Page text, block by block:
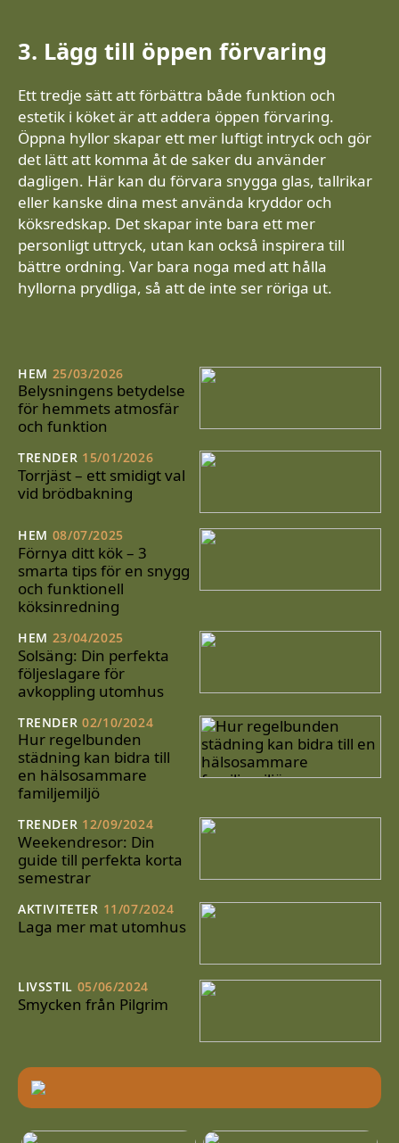
3. Lägg till öppen förvaring
Ett tredje sätt att förbättra både funktion och
estetik i köket är att addera öppen förvaring.
Öppna hyllor skapar ett mer luftigt intryck och gör
det lätt att komma åt de saker du använder
dagligen. Här kan du förvara snygga glas, tallrikar
eller kanske dina mest använda kryddor och
köksredskap. Det skapar inte bara ett mer
personligt uttryck, utan kan också inspirera till
bättre ordning. Var bara noga med att hålla
hyllorna prydliga, så att de inte ser röriga ut.
HEM 25/03/2026
Belysningens betydelse
för hemmets atmosfär
och funktion
TRENDER 15/01/2026
Torrjäst – ett smidigt val
vid brödbakning
HEM 08/07/2025
Förnya ditt kök – 3
smarta tips för en snygg
och funktionell
köksinredning
HEM 23/04/2025
Solsäng: Din perfekta
följeslagare för
avkoppling utomhus
TRENDER 02/10/2024
Hur regelbunden
städning kan bidra till
en hälsosammare
familjemiljö
TRENDER 12/09/2024
Weekendresor: Din
guide till perfekta korta
semestrar
AKTIVITETER 11/07/2024
Laga mer mat utomhus
LIVSSTIL 05/06/2024
Smycken från Pilgrim